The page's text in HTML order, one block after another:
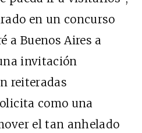
en un concurso
a Buenos Aires a
invitación
reiteradas
como una
el tan anhelado